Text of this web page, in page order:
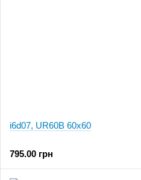
i6d07, UR60B 60x60
795.00 грн